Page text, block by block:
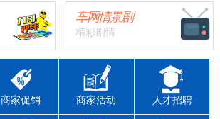
车网情景剧
精彩剧情
商家促销 商家活动 人才招聘